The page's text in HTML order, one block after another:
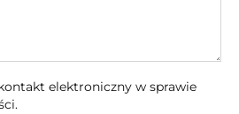
elektroniczny w sprawie